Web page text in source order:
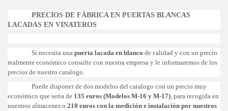
PRECIOS DE FÁBRICA EN PUERTAS BLANCAS
LACADAS EN VINATEROS
Si necesita unapuerta lacada en blanco de calidad y con un precio
realmente económico consulte con nuestra empresa y le informaremos de los
precios de nuestro catalogo.
Puede disponer de dos modelos del catalogo con un precio muy
económico que seria de 135 euros (Modelos M-16 y M-17), para recogida en
nuestros almacenes o 210 euros con la medición e instalación por nuestros